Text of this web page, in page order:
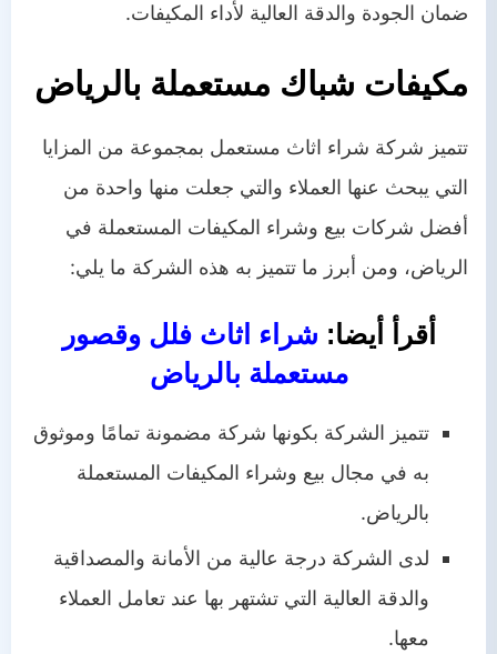
ضمان الجودة والدقة العالية لأداء المكيفات.
مكيفات شباك مستعملة بالرياض
تتميز شركة شراء اثاث مستعمل بمجموعة من المزايا
التي يبحث عنها العملاء والتي جعلت منها واحدة من
أفضل شركات بيع وشراء المكيفات المستعملة في
الرياض، ومن أبرز ما تتميز به هذه الشركة ما يلي:
أقرأ أيضا: شراء اثاث فلل وقصور
مستعملة بالرياض
تتميز الشركة بكونها شركة مضمونة تمامًا وموثوق
به في مجال بيع وشراء المكيفات المستعملة
بالرياض.
لدى الشركة درجة عالية من الأمانة والمصداقية
والدقة العالية التي تشتهر بها عند تعامل العملاء
معها.